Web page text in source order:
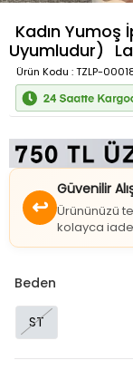
Kadın Yumoş
Uyumludur)
Ürün Kodu : TZLP-
↩
Güvenilir
Ürününüzü
kolayca
Beden
ST